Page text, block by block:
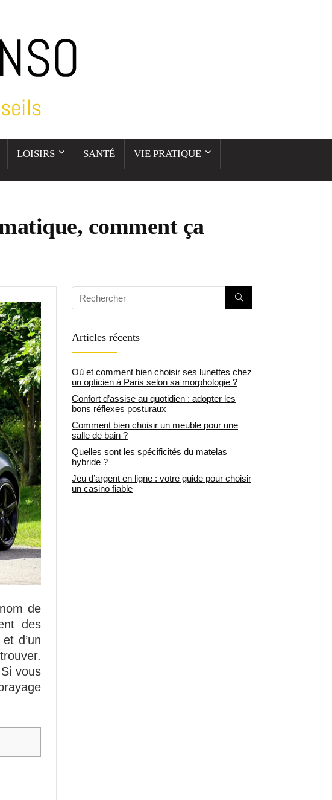
LOISIRS SANTÉ VIE PRATIQUE
comment ça
de
des
d’un
vous
Articles récents
Où et comment bien choisir ses lunettes chez
un opticien à Paris selon sa morphologie ?
Confort d’assise au quotidien : adopter les
bons réflexes posturaux
Comment bien choisir un meuble pour une
salle de bain ?
Quelles sont les spécificités du matelas
hybride ?
Jeu d’argent en ligne : votre guide pour choisir
un casino fiable